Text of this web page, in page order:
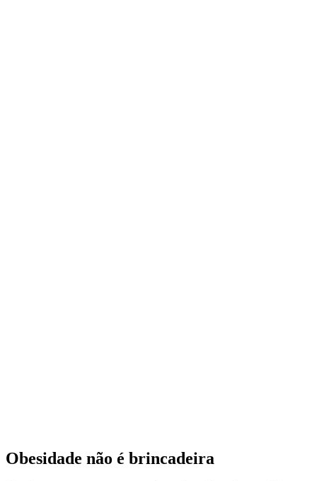
Obesidade não é brincadeira